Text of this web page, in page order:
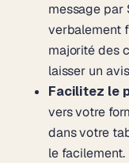
message par
verbalement
majorité des
laisser un
Facilitez le
vers votre
dans votre
le facilement.